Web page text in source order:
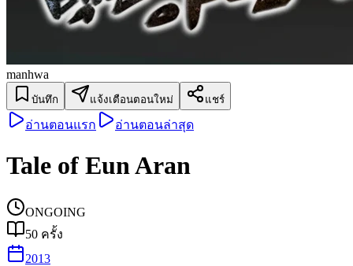
manhwa
บันทึก แจ้งเตือนตอนใหม่ แชร์
อ่านตอนแรก อ่านตอนล่าสุด
Tale of Eun Aran
ONGOING
50 ครั้ง
2013